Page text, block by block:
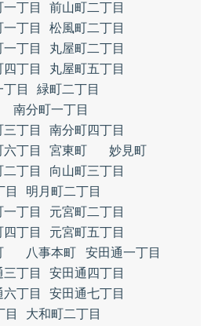
丁目
前山町二丁目
丁目
松風町二丁目
丁目
丸屋町二丁目
丁目
丸屋町五丁目
目
緑町二丁目
南分町一丁目
丁目
南分町四丁目
丁目 宮東町
妙見町
丁目
向山町三丁目
目
明月町二丁目
丁目
元宮町二丁目
丁目
元宮町五丁目
八事本町
安田通一丁目
丁目
安田通四丁目
丁目
安田通七丁目
目
大和町二丁目